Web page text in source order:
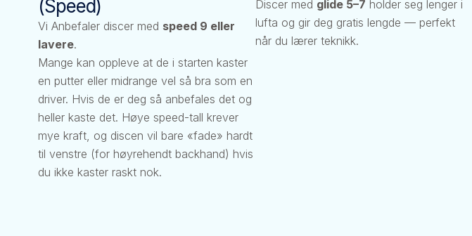
(Speed)
Vi Anbefaler discer med speed 9 eller
lavere.
Mange kan oppleve at de i starten kaster
en putter eller midrange vel så bra som en
driver. Hvis de er deg så anbefales det og
heller kaste det. Høye speed-tall krever
mye kraft, og discen vil bare «fade» hardt
til venstre (for høyrehendt backhand) hvis
du ikke kaster raskt nok.
Discer med glide 5–7 holder seg lenger i
lufta og gir deg gratis lengde — perfekt
når du lærer teknikk.